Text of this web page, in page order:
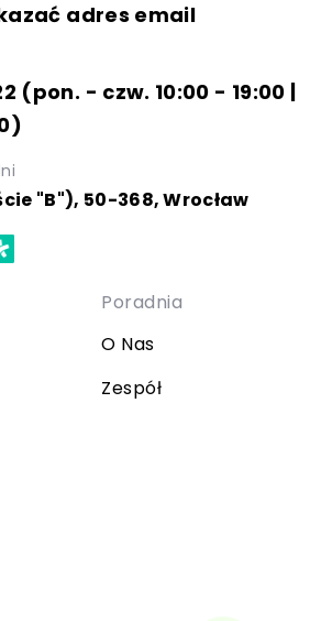
adres email
(pon. - czw. 10:00 - 19:00 |
"B"), 50-368, Wrocław
Poradnia
O Nas
Zespół